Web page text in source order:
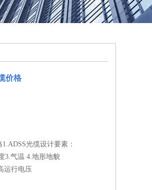
价格
光缆设计要素：
3.气温 4.地形地貌
运行电压